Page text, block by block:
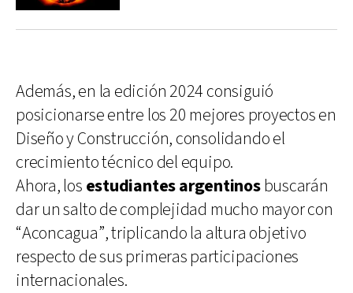
Además, en la edición 2024 consiguió
posicionarse entre los 20 mejores proyectos en
Diseño y Construcción, consolidando el
crecimiento técnico del equipo.
Ahora, los estudiantes argentinosbuscarán
dar un salto de complejidad mucho mayor con
“Aconcagua”, triplicando la altura objetivo
respecto de sus primeras participaciones
internacionales.